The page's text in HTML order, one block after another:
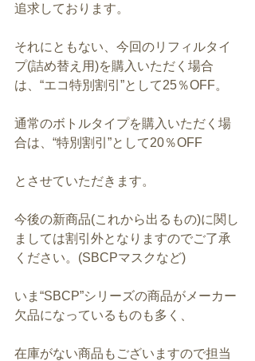
追求しております。
それにともない、今回のリフィルタイ
プ(詰め替え用)を購入いただく場合
は、“エコ特別割引”として25％OFF。
通常のボトルタイプを購入いただく場
合は、“特別割引”として20％OFF
とさせていただきます。
今後の新商品(これから出るもの)に関し
ましては割引外となりますのでご了承
ください。(SBCPマスクなど)
いま“SBCP”シリーズの商品がメーカー
欠品になっているものも多く、
在庫がない商品もございますので担当